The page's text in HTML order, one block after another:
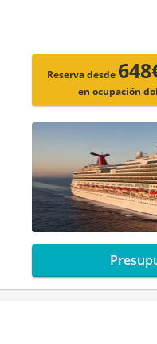
Reserva desde
en ocupación